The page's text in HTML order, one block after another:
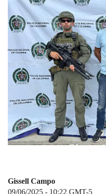
Gissell Campo
09/06/2025 - 10:22 GMT-5